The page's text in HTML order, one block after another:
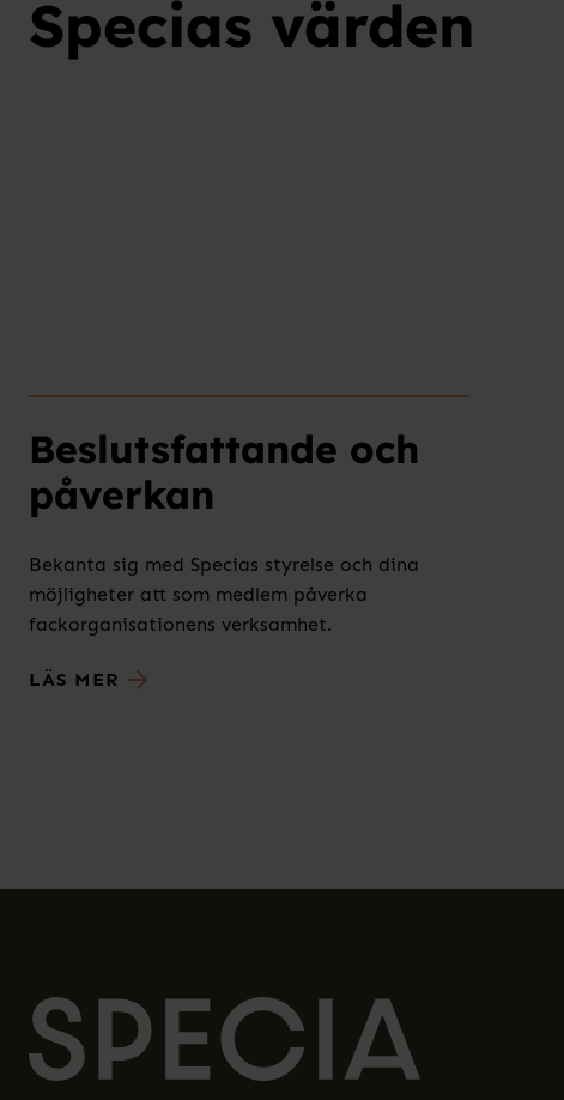
Specias värden
Beslutsfattande och
påverkan
Bekanta sig med Specias styrelse och dina
möjligheter att som medlem påverka
fackorganisationens verksamhet.
LÄS MER